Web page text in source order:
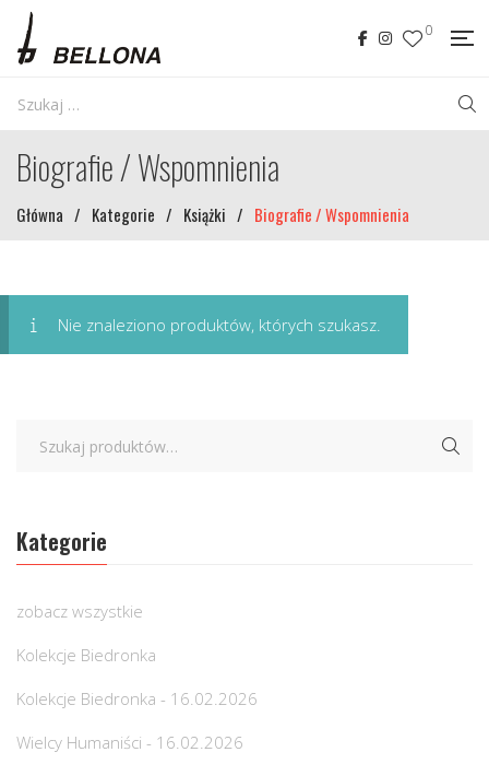
0
Biografie / Wspomnienia
Główna / Kategorie / Książki / Biografie / Wspomnienia
Nie znaleziono produktów, których szukasz.
Kategorie
zobacz wszystkie
Kolekcje Biedronka
Kolekcje Biedronka - 16.02.2026
Wielcy Humaniści - 16.02.2026